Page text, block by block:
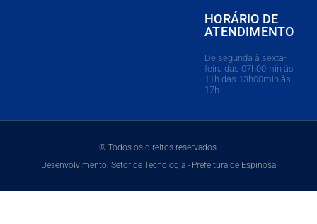
HORÁRIO DE
ATENDIMENTO
De segunda à sexta-
feira das 07h00min às
11h das 13h00min às
17h
© Todos os direitos reservados.
Desenvolvimento: Setor de Tecnologia - Prefeitura de Espinosa